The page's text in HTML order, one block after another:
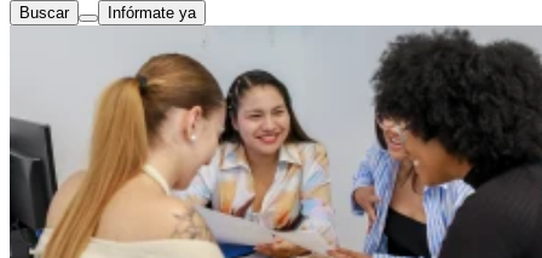
Buscar Infórmate ya